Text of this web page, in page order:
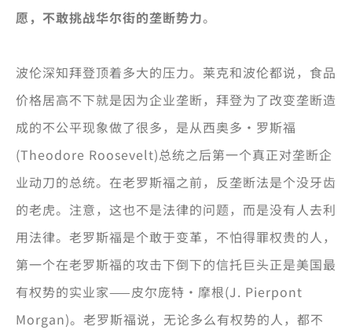
愿，不敢挑战华尔街的垄断势力。
波伦深知拜登顶着多大的压力。莱克和波伦都说，食品
价格居高不下就是因为企业垄断，拜登为了改变垄断造
成的不公平现象做了很多，是从西奥多·罗斯福
(Theodore Roosevelt)总统之后第一个真正对垄断企
业动刀的总统。在老罗斯福之前，反垄断法是个没牙齿
的老虎。注意，这也不是法律的问题，而是没有人去利
用法律。老罗斯福是个敢于变革，不怕得罪权贵的人，
第一个在老罗斯福的攻击下倒下的信托巨头正是美国最
有权势的实业家——皮尔庞特·摩根(J. Pierpont
Morgan)。老罗斯福说，无论多么有权势的人，都不